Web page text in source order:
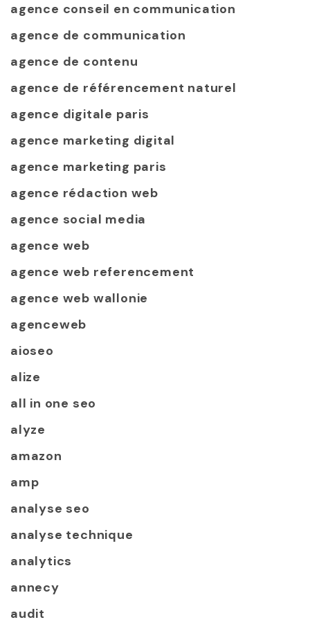
agence conseil en communication
agence de communication
agence de contenu
agence de référencement naturel
agence digitale paris
agence marketing digital
agence marketing paris
agence rédaction web
agence social media
agence web
agence web referencement
agence web wallonie
agenceweb
aioseo
alize
all in one seo
alyze
amazon
amp
analyse seo
analyse technique
analytics
annecy
audit